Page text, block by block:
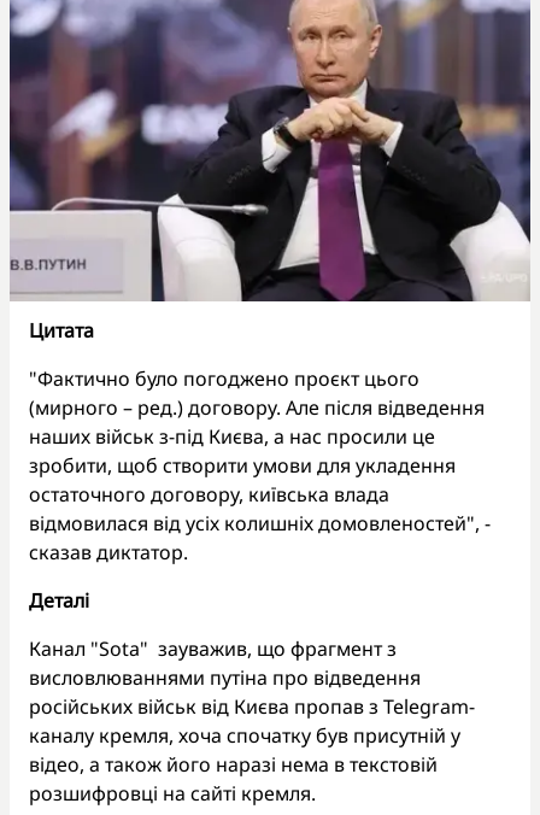
Цитата
"Фактично було погоджено проєкт цього
(мирного – ред.) договору. Але після відведення
наших військ з-під Києва, а нас просили це
зробити, щоб створити умови для укладення
остаточного договору, київська влада
відмовилася від усіх колишніх домовленостей", -
сказав диктатор.
Деталі
Канал "Sota" зауважив, що фрагмент з
висловлюваннями путіна про відведення
російських військ від Києва пропав з Telegram-
каналу кремля, хоча спочатку був присутній у
відео, а також його наразі нема в текстовій
розшифровці на сайті кремля.